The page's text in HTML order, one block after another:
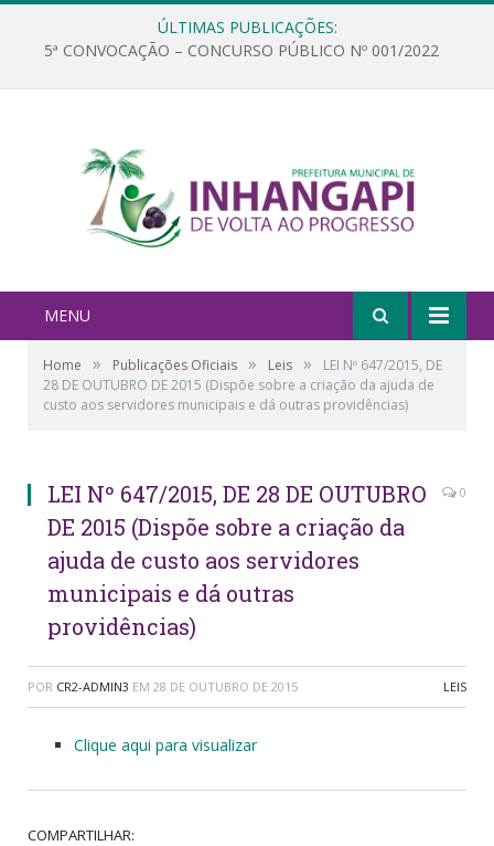
ÚLTIMAS PUBLICAÇÕES:
5ª CONVOCAÇÃO – CONCURSO PÚBLICO Nº 001/2022
MENU
Home » Publicações Oficiais » Leis »
LEI Nº 647/2015, DE
28 DE OUTUBRO DE 2015 (Dispõe sobre a criação da ajuda de
custo aos servidores municipais e dá outras providências)
LEI Nº 647/2015, DE 28 DE OUTUBRO
DE 2015 (Dispõe sobre a criação da
ajuda de custo aos servidores
municipais e dá outras
providências)
0
POR CR2-ADMIN3 EM 28 DE OUTUBRO DE 2015 LEIS
Clique aqui para visualizar
COMPARTILHAR: